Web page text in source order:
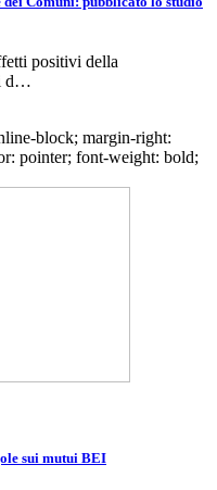
positivi della
d…
block; margin-right:
pointer; font-weight: bold;
sui mutui BEI